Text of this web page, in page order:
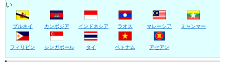
ツ
へ
ス
い
ブルネイ カンボジア インドネシア ラオス マレーシア ミャンマー
フィリピン シンガポール タイ ベトナム アセアン